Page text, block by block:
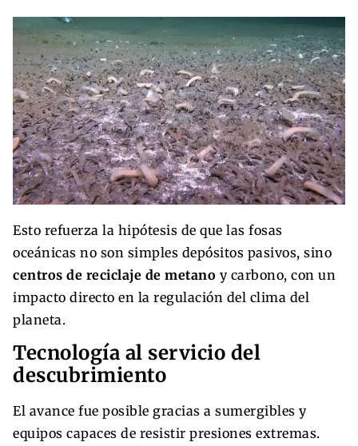
Esto refuerza la hipótesis de que las fosas
oceánicas no son simples depósitos pasivos, sino
centros de reciclaje de metano y carbono, con un
impacto directo en la regulación del clima del
planeta.
Tecnología al servicio del
descubrimiento
El avance fue posible gracias a sumergibles y
equipos capaces de resistir presiones extremas.